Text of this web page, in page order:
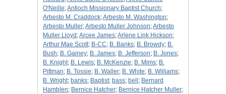
O'Neille;Antioch Missionary Baptist Church;
Arbesto M. Craddock;Arbesto M. Washington;
Arbesto Muller;Arbesto Muller Johnson;Arbesto
Muller Lloyd ;Arcee James;Arlene Link Hickson;
Arthur Mae Scott; B-CC; B. Banks; B. Browdy; B.
Bush; B. Gainey; B. James; B. Jefferson; B. Jones;
B. Knight; B. Lewis; B. McKenzie; B. Mims; B.
Pittman; B. Tossie; B. Waller; B. White; B. Williams;
B. Wright; banks; Baptist; bass; bell ; Bernard
Hamblen; Bernice Hatcher; Bernice Hatcher Muller;